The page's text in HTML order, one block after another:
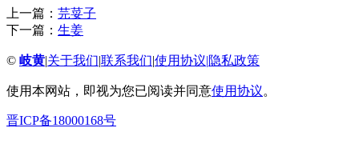
上一篇： 芫荽子
下一篇： 生姜
© 岐黄|关于我们|联系我们|使用协议|隐私政策
使用本网站，即视为您已阅读并同意使用协议。
晋ICP备18000168号